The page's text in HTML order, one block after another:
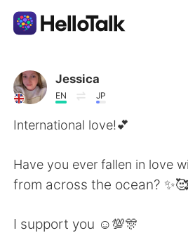
語学交換アプリ
AI Grammar Checker
Jessica
EN JP
International love!💕
Have you ever fallen in love
from across the ocean? ✨🥰
I support you ☺️💯🎊